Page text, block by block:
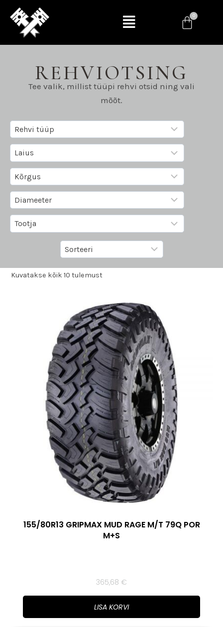
REHVIOTSING
Tee valik, millist tüüpi rehvi otsid ning vali
mõõt.
Kuvatakse kõik 10 tulemust
155/80R13 GRIPMAX MUD RAGE M/T 79Q POR
M+S
365,68 €
LISA KORVI